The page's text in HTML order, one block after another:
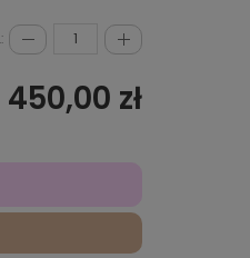
450,00 zł